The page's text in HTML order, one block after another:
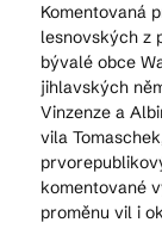
Komentovaná
lesnovských z
bývalé obce
jihlavských
Vinzenze a
vila
komentované
proměnu vil i